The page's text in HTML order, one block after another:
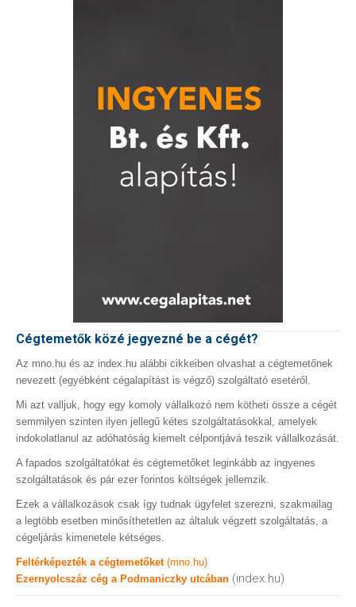
Cégtemetők közé jegyezné be a cégét?
Az mno.hu és az index.hu alábbi cikkeiben olvashat a cégtemetőnek
nevezett (egyébként cégalapítást is végző) szolgáltató esetéről.
Mi azt valljuk, hogy egy komoly vállalkozó nem kötheti össze a cégét
semmilyen szinten ilyen jellegű kétes szolgáltatásokkal, amelyek
indokolatlanul az adóhatóság kiemelt célpontjává teszik vállalkozását.
A fapados szolgáltatókat és cégtemetőket leginkább az ingyenes
szolgáltatások és pár ezer forintos költségek jellemzik.
Ezek a vállalkozások csak így tudnak ügyfelet szerezni, szakmailag
a legtöbb esetben minősíthetetlen az általuk végzett szolgáltatás, a
cégeljárás kimenetele kétséges.
Feltérképezték a cégtemetőket (mno.hu)
Ezernyolcszáz cég a Podmaniczky utcában (index.hu)